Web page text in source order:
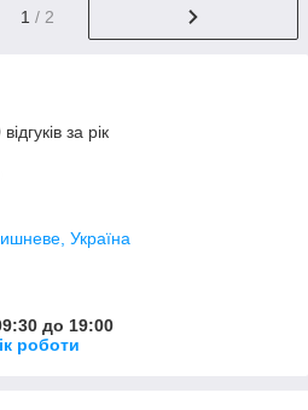
1 / 2
за рік
Україна
до 19:00
роботи